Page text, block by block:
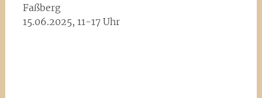
Faßberg
15.06.2025, 11-17 Uhr